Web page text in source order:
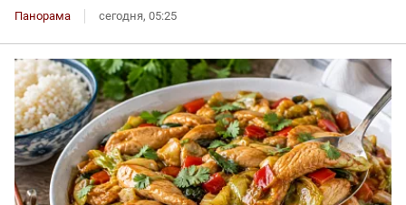
Панорама сегодня, 05:25